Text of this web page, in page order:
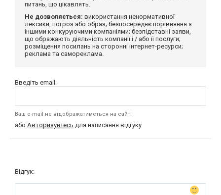
питань, що цікавлять.
Не дозволяється: використання ненормативної
лексики, погроз або образ; безпосереднє порівняння з
іншими конкуруючими компаніями; безпідставні заяви,
що ображають діяльність компанії і / або її послуги;
розміщення посилань на сторонні інтернет-ресурси;
реклама та самореклама.
Введіть email:
Ваш e-mail не відображатиметься на сайті
або Авторизуйтесь для написання відгуку
Відгук: